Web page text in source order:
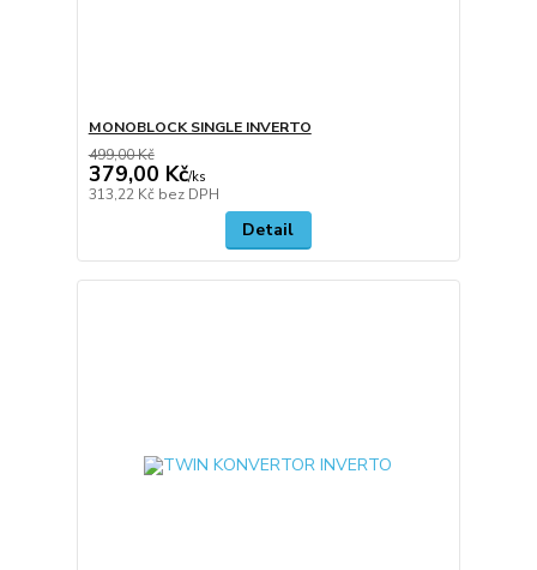
MONOBLOCK SINGLE INVERTO
499,00 Kč
379,00 Kč/ks
313,22 Kč bez DPH
Detail